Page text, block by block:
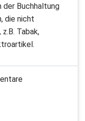
der Buchhaltung
die nicht
Tabak,